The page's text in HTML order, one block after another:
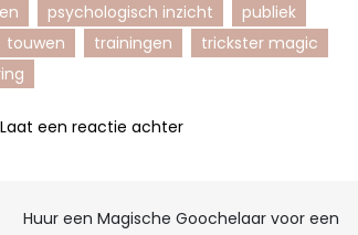
psychologisch inzicht
publiek
touwen trainingen
trickster magic
Laat een reactie achterop
Magie
Huur een Magische Goochelaar voor een